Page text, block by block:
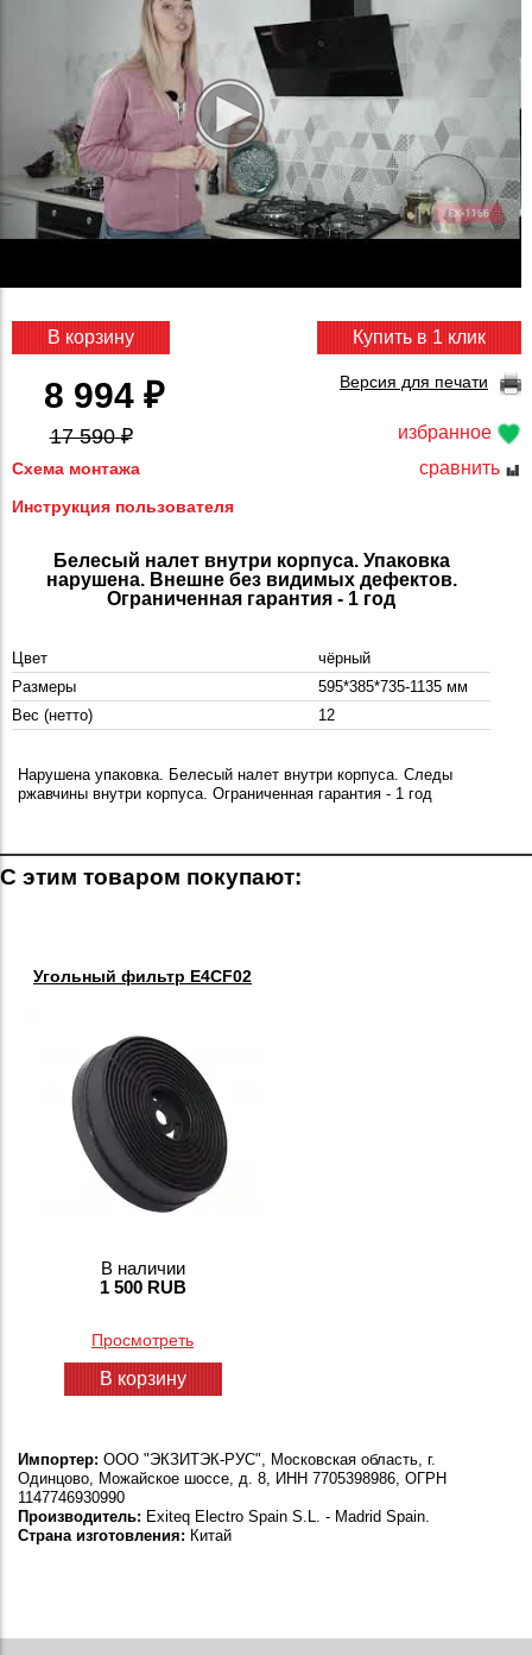
избранное
сравнить
В корзину
8 994 ₽
17 590 ₽
Купить в 1 клик
Версия для печати
Схема монтажа
Инструкция пользователя
Белесый налет внутри корпуса. Упаковка
нарушена. Внешне без видимых дефектов.
Ограниченная гарантия - 1 год
Цвет
чёрный
Размеры
595*385*735-1135 мм
Вес (нетто)
12
Нарушена упаковка. Белесый налет внутри корпуса. Следы
ржавчины внутри корпуса. Ограниченная гарантия - 1 год
С этим товаром покупают:
Угольный фильтр E4CF02
В наличии
1 500 RUB
Просмотреть
В корзину
Импортер: ООО "ЭКЗИТЭК-РУС", Московская область, г.
Одинцово, Можайское шоссе, д. 8, ИНН 7705398986, ОГРН
1147746930990
Производитель: Exiteq Electro Spain S.L. - Madrid Spain.
Страна изготовления: Китай